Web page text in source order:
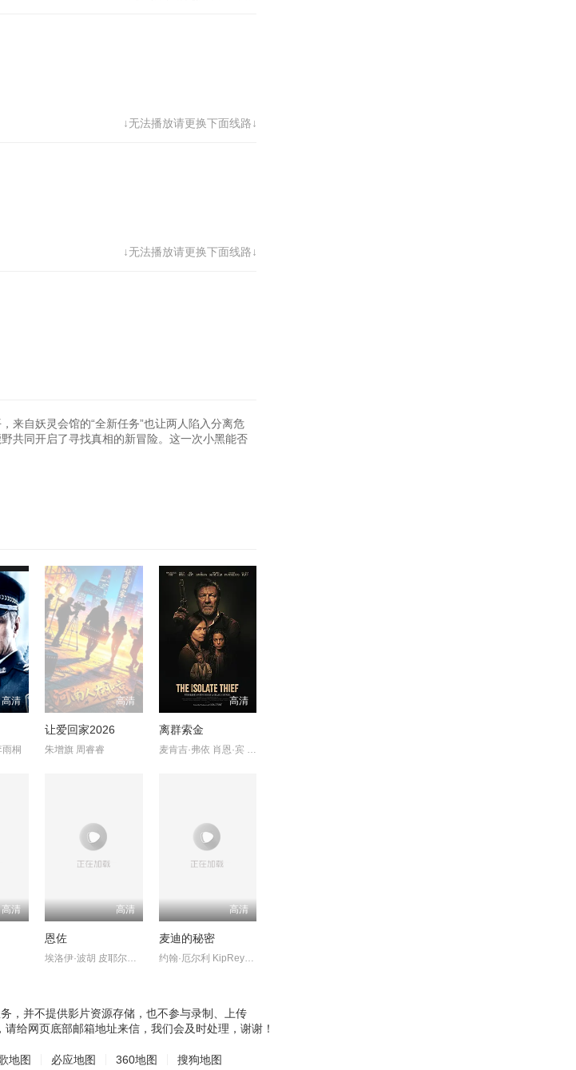
↓无法播放请更换下面线路↓
↓无法播放请更换下面线路↓
来自妖灵会馆的“全新任务”也让两人陷入分离危
共同开启了寻找真相的新冒险。这一次小黑能否
高清
桐
高清
让爱回家2026
朱增旗 周睿睿
高清
离群索金
麦肯吉·弗依 肖恩·宾 奥德娅·拉什
高清 高清
恩佐
高清
麦迪的秘密
约翰·厄尔利 KipReynolds
，并不提供影片资源存储，也不参与录制、上传
给网页底部邮箱地址来信，我们会及时处理，谢谢！
地图 必应地图 360地图 搜狗地图